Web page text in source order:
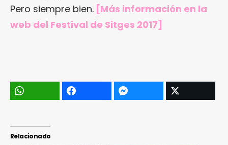
Pero siempre bien. [Más información en la
web del Festival de Sitges 2017]
Relacionado